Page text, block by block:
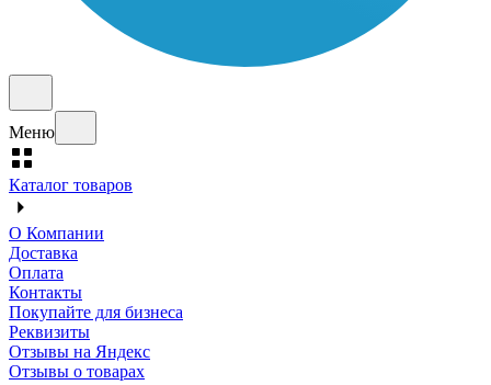
Меню
Каталог товаров
О Компании
Доставка
Оплата
Контакты
Покупайте для бизнеса
Реквизиты
Отзывы на Яндекс
Отзывы о товарах